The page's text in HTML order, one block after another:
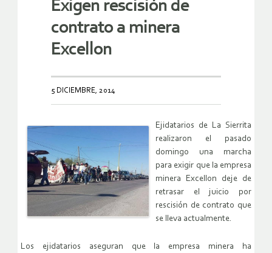
Exigen rescisión de
contrato a minera
Excellon
5 DICIEMBRE, 2014
Ejidatarios de La Sierrita
realizaron el pasado
domingo una marcha
para exigir que la empresa
minera Excellon deje de
retrasar el juicio por
rescisión de contrato que
se lleva actualmente.
Los ejidatarios aseguran que la empresa minera ha